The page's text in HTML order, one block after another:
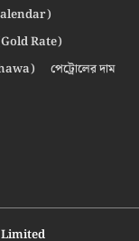
Rate)
পেট্রোলের দাম